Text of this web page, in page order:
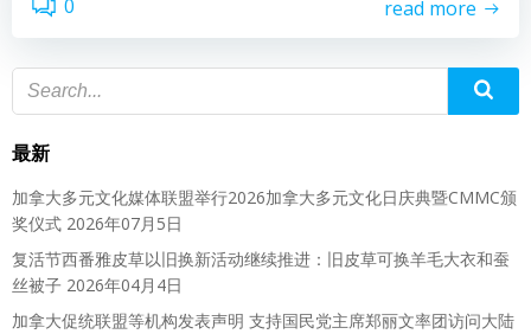
0 read more
最新
加拿大多元文化媒体联盟举行2026加拿大多元文化日庆典暨CMMC颁
奖仪式 2026年07月5日
复活节西番雅皮草以旧换新活动继续推进：旧皮草可换羊毛大衣和蚕
丝被子 2026年04月4日
加拿大促统联盟等机构发表声明 支持国民党主席郑丽文率团访问大陆